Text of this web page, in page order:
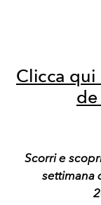
Clicca qui
de
Scorri e
settimana